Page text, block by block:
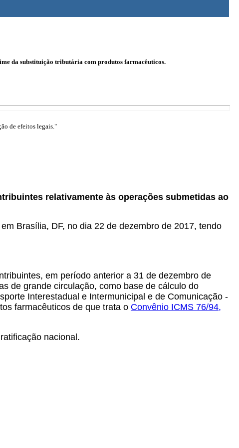
da substituição tributária com produtos farmacêuticos.
de efeitos legais."
relativamente às operações submetidas ao
Brasília, DF, no dia 22 de dezembro de 2017, tendo
em período anterior a 31 de dezembro de
de grande circulação, como base de cálculo do
Interestadual e Intermunicipal e de Comunicação -
farmacêuticos de que trata o Convênio ICMS 76/94,
nacional.